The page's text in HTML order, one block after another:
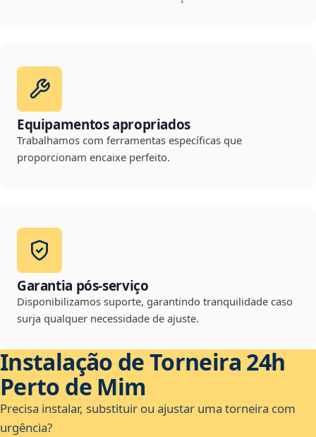
Equipamentos apropriados
Trabalhamos com ferramentas específicas que
proporcionam encaixe perfeito.
Garantia pós-serviço
Disponibilizamos suporte, garantindo tranquilidade caso
surja qualquer necessidade de ajuste.
Instalação de Torneira 24h
Perto de Mim
Precisa instalar, substituir ou ajustar uma torneira com
urgência?